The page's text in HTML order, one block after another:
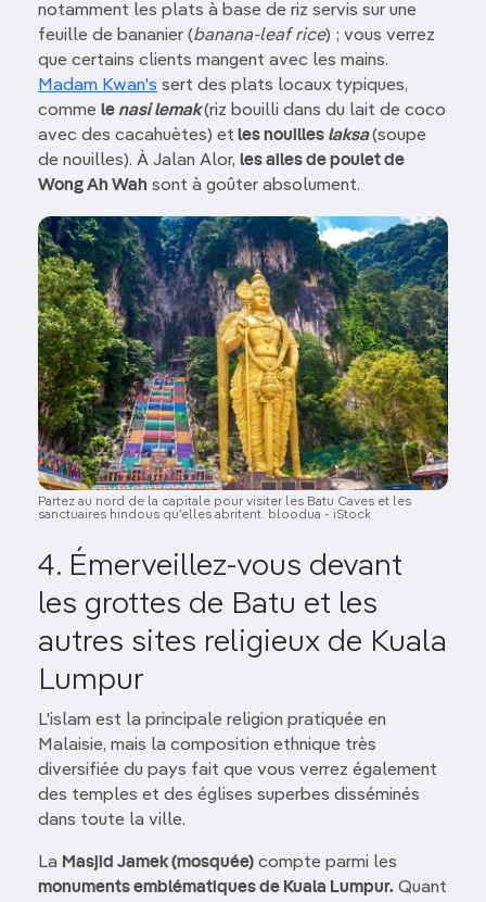
notamment les plats à base de riz servis sur une
feuille de bananier (banana-leaf rice) ; vous verrez
que certains clients mangent avec les mains.
Madam Kwan's sert des plats locaux typiques,
comme le nasi lemak(riz bouilli dans du lait de coco
avec des cacahuètes) et les nouilles laksa(soupe
de nouilles). À Jalan Alor, les ailes de poulet de
Wong Ah Wah sont à goûter absolument.
Image
Partez au nord de la capitale pour visiter les Batu Caves et les
sanctuaires hindous qu’elles abritent. bloodua - iStock
4. Émerveillez-vous devant
les grottes de Batu et les
autres sites religieux de Kuala
Lumpur
L'islam est la principale religion pratiquée en
Malaisie, mais la composition ethnique très
diversifiée du pays fait que vous verrez également
des temples et des églises superbes disséminés
dans toute la ville.
La Masjid Jamek (mosquée) compte parmi les
monuments emblématiques de Kuala Lumpur. Quant